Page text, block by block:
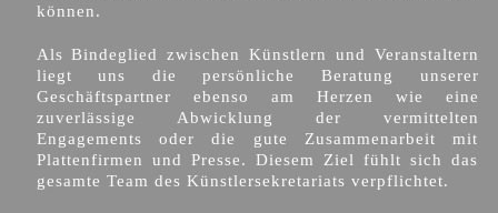
können.
Als Bindeglied zwischen Künstlern und Veranstaltern
liegt uns die persönliche Beratung unserer
Geschäftspartner ebenso am Herzen wie eine
zuverlässige Abwicklung der vermittelten
Engagements oder die gute Zusammenarbeit mit
Plattenfirmen und Presse. Diesem Ziel fühlt sich das
gesamte Team des Künstlersekretariats verpflichtet.